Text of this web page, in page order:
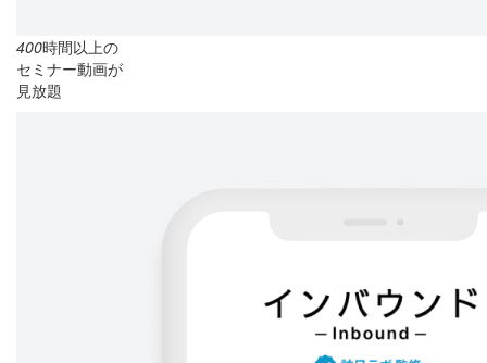
400時間以上の
セミナー動画が
見放題